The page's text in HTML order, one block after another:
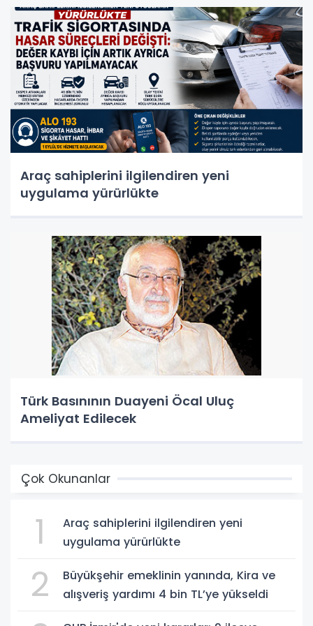
Araç sahiplerini ilgilendiren yeni
uygulama yürürlükte
Türk Basınının Duayeni Öcal Uluç
Ameliyat Edilecek
Çok Okunanlar
1
Araç sahiplerini ilgilendiren yeni
uygulama yürürlükte
2
Büyükşehir emeklinin yanında, Kira ve
alışveriş yardımı 4 bin TL’ye yükseldi